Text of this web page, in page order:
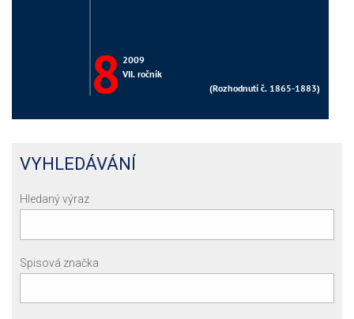
VYHLEDÁVÁNÍ
Hledaný výraz
Spisová značka